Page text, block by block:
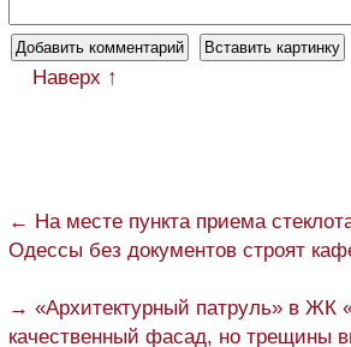
Наверх ↑
← На месте пункта приема
Одессы без документов строят
→ «Архитектурный патруль» в ЖК
качественный фасад, но трещины